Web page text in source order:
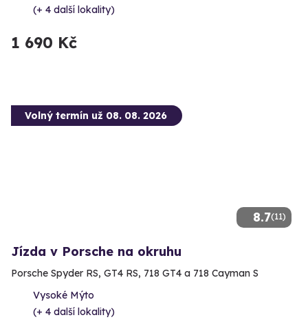
(+ 4 další lokality)
1 690 Kč
8.7(11)
Volný termín už 08. 08. 2026
Jízda v Porsche na okruhu
Porsche Spyder RS, GT4 RS, 718 GT4 a 718 Cayman S
Vysoké Mýto
(+ 4 další lokality)